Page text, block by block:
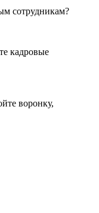
сотрудникам?
кадровые
воронку,